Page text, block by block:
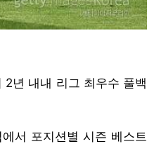
년 내내 리그 최우수 풀백
서 포지션별 시즌 베스트